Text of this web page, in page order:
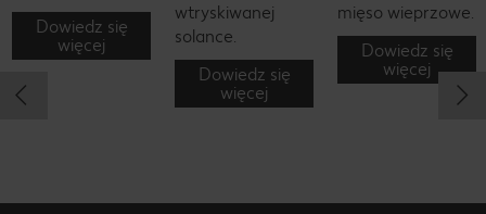
Dowiedz się
więcej
wtryskiwanej
solance.
Dowiedz się
więcej
mięso wieprzowe.
Dowiedz się
więcej